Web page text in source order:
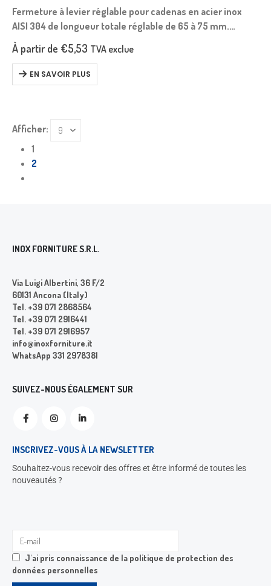
Fermeture à levier réglable pour cadenas en acier inox
AISI 304 de longueur totale réglable de 65 à 75 mm.
Complète avec crochet de butée.
À partir de €5,53 TVA exclue
EN SAVOIR PLUS
Afficher:
1
2
INOX FORNITURE S.R.L.
Via Luigi Albertini, 36 F/2
60131 Ancona (Italy)
Tel. +39 071 2868564
Tel. +39 071 2916441
Tel. +39 071 2916957
info@inoxforniture.it
WhatsApp 331 2978381
SUIVEZ-NOUS ÉGALEMENT SUR
INSCRIVEZ-VOUS À LA NEWSLETTER
Souhaitez-vous recevoir des offres et être informé de toutes les
nouveautés ?
J'ai pris connaissance de la politique de protection des
données personnelles